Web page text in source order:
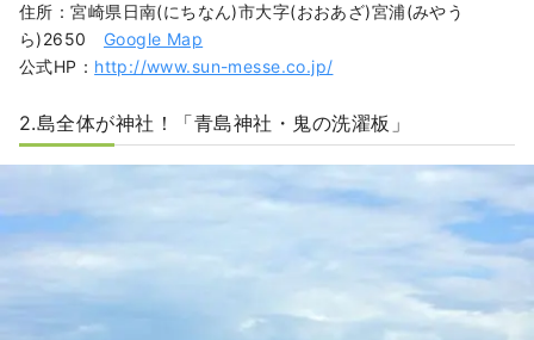
住所：宮崎県日南(にちなん)市大字(おおあざ)宮浦(みやう
ら)2650 Google Map
公式HP： http://www.sun-messe.co.jp/
2.島全体が神社！「青島神社・鬼の洗濯板」